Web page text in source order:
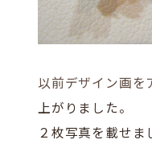
以前デザイン画を
上がりました。
２枚写真を載せ